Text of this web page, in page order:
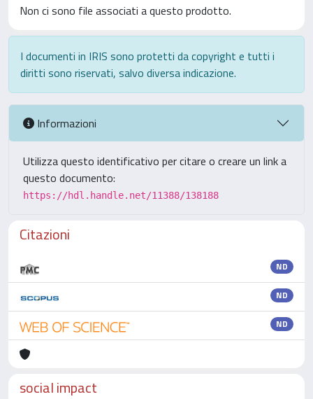
Non ci sono file associati a questo prodotto.
I documenti in IRIS sono protetti da copyright e tutti i
diritti sono riservati, salvo diversa indicazione.
Informazioni
Utilizza questo identificativo per citare o creare un link a
questo documento:
https://hdl.handle.net/11388/138188
Citazioni
ND
ND
ND
social impact